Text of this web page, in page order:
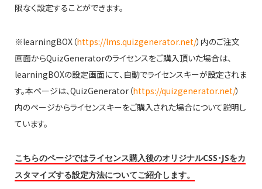
限なく設定することができます。
※learningBOX（https://lms.quizgenerator.net/）内のご注文
画面からQuizGeneratorのライセンスをご購入頂いた場合は、
learningBOXの設定画面にて、自動でライセンスキーが設定されま
す。本ページは、QuizGenerator（https://quizgenerator.net/）
内のページからライセンスキーをご購入された場合について説明し
ています。
こちらのページではライセンス購入後のオリジナルCSS･JSをカ
スタマイズする設定方法についてご紹介します。